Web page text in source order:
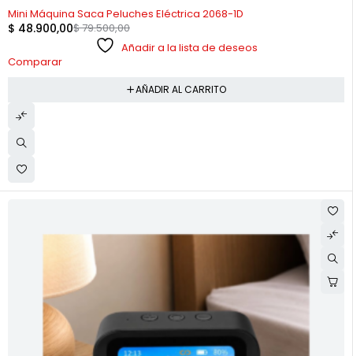
-38%
Mini Máquina Saca Peluches Eléctrica 2068-1D
$79.500,00
$ 48.900,00
Añadir a la lista de deseos
Comparar
AÑADIR AL CARRITO